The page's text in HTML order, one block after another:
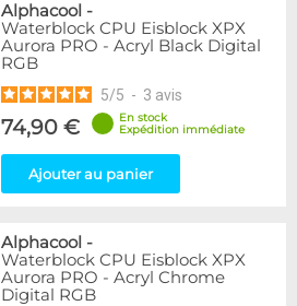
Alphacool -
Waterblock CPU Eisblock XPX
Aurora PRO - Acryl Black Digital
RGB
5/5 - 3 avis
74,90 €
En stock
Expédition immédiate
Ajouter au panier
Alphacool -
Waterblock CPU Eisblock XPX
Aurora PRO - Acryl Chrome
Digital RGB